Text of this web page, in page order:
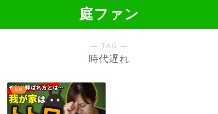
庭ファン
― TAG ―
時代遅れ
植裁